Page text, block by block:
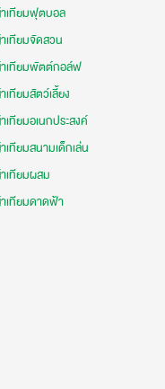
เทียมฟุตบอล
เทียมจัดสวน
เทียมพัตต์กอล์ฟ
ทียมสัตว์เลี้ยง
ทียมอเนกประสงค์
ทียมสนามเด็กเล่น
เทียมผสม
เทียมดาดฟ้า